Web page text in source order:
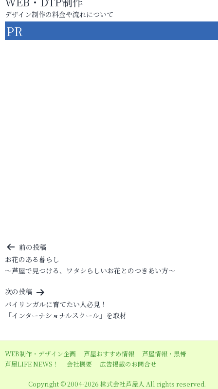
デザイン制作の料金や流れについて
PR
投
稿
ナ
ビ
ゲ
ー
シ
ョ
ン
前の投稿
お花のある暮らし
～芦屋で見つける、ワタシらしいお花とのつきあい方～
次の投稿
バイリンガルに育てたい人必見！
「インターナショナルスクール」を取材
WEB制作・デザイン企画 芦屋おすすめ情報
芦屋情報・黒帯
芦屋LIFE NEWS！
会社概要 広告掲載のお問合せ
Copyright © 2004-2026 株式会社芦屋人 All rights reserved.